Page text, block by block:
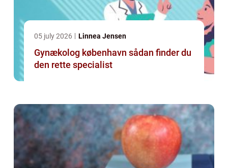
05 july 2026 Linnea Jensen
Gynækolog københavn sådan finder du
den rette specialist